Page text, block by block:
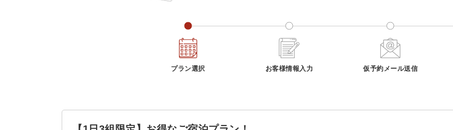
プラン選択 お客様情報入力 仮予約メール送信